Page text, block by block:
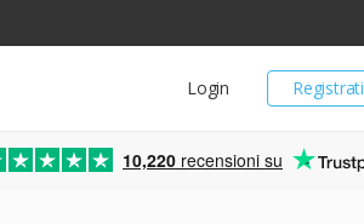
Registrati
Login
10,220 recensioni su